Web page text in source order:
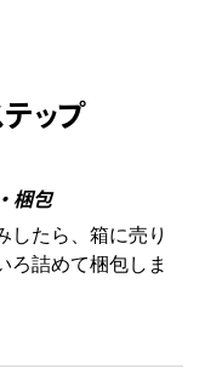
ップ
梱包
したら、箱に売り
ろ詰めて梱包しま